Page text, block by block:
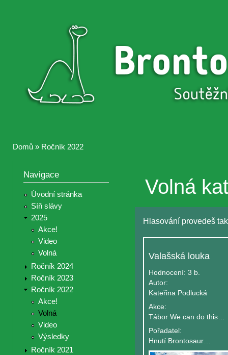
Brontosaurus
Brontosaurus
Domů » Ročník 2022
Navigace
Úvodní stránka
Síň slávy
2025
Akce!
Video
Volná
Ročník 2024
Ročník 2023
Ročník 2022
Akce!
Volná
Video
Výsledky
Ročník 2021
Volná
Hlasování provedeš
Valašská louka
Hodnocení: 3 b.
Autor:
Kateřina Podlucká
Akce:
Tábor We can do this Together
Pořadatel:
Hnutí Brontosaurus - ústředí